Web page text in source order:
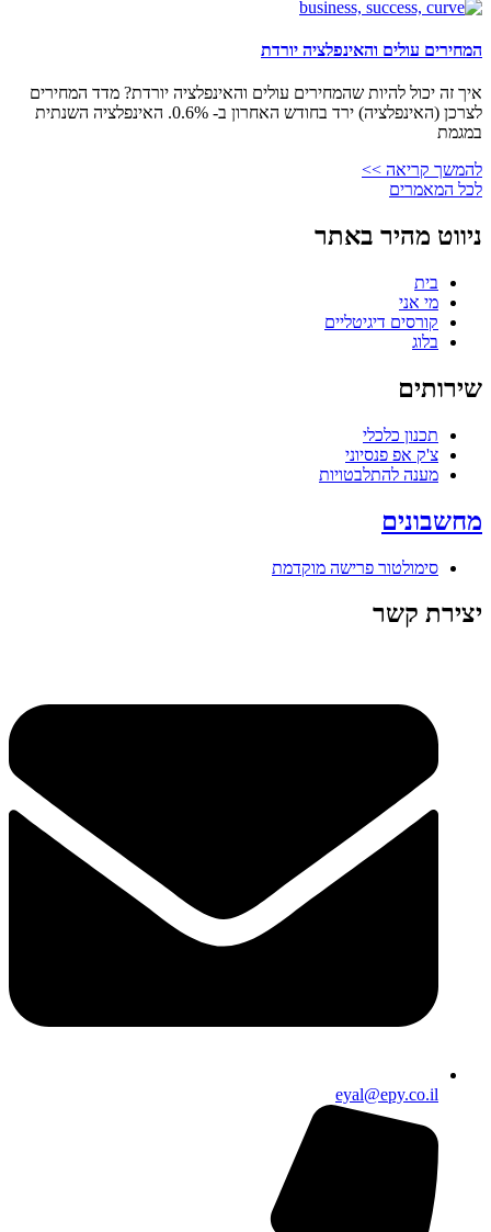
המחירים עולים והאינפלציה יורדת
איך זה יכול להיות שהמחירים עולים והאינפלציה יורדת? מדד המחירים
לצרכן (האינפלציה) ירד בחודש האחרון ב- 0.6%. האינפלציה השנתית
במגמת
להמשך קריאה >>
לכל המאמרים
ניווט מהיר באתר
בית
מי אני
קורסים דיגיטליים
בלוג
שירותים
תכנון כלכלי
צ'ק אפ פנסיוני
מענה להתלבטויות
מחשבונים
סימולטור פרישה מוקדמת
יצירת קשר
eyal@epy.co.il